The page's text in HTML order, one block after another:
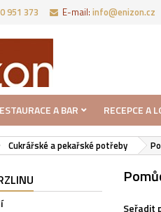
951 373‬ E-mail: info@enizon.cz
A BAR RECEPCE A
Cukrářské a pekařské potřeby
Seřadit